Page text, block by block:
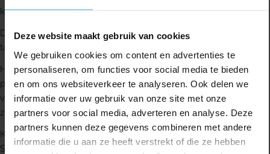
Deze website maakt gebruik van cookies
We gebruiken cookies om content en advertenties te
personaliseren, om functies voor social media te bieden
en om ons websiteverkeer te analyseren. Ook delen we
informatie over uw gebruik van onze site met onze
partners voor social media, adverteren en analyse. Deze
partners kunnen deze gegevens combineren met andere
informatie die u aan ze heeft verstrekt of die ze hebben
kindergebit.
De gekleurde borstelharen laten zien wat de juiste hoeveelheid
tandpasta is. Dat helpt bij het doseren tijdens het poetsen.
Het ergonomische handvat heeft een duimgrip op de juiste
plaats, zodat kleine handjes de tandenborstel goed kunnen
vasthouden. De tandenborstel is ook voorzien van een handige
zuignap.
Kindertandenborstel voor kinderen van 3 tot en met 6 jaar
Speels monsterontwerp om tandenpoetsen leuker te maken